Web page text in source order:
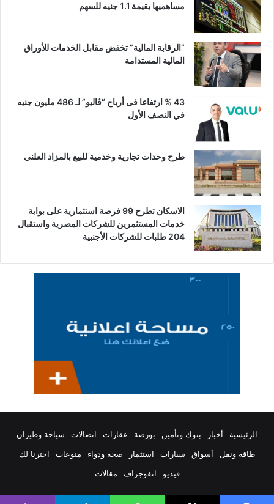
مساهميها بقيمة 1.1 جنيه للسهم
“الرقابة المالية” تخفض مقابل الخدمات للأوراق
المالية المستدامة
43 % ارتفاعا فى أرباح “ڤاليو” لـ 486 مليون جنيه
في النصف الأول
طرح وحدات تجارية وخدمية للبيع بالمزاد العلني
الاسكان تطرح 99 فرصة استثمارية على بوابة
خدمات المستثمرين للشركات المصرية واستقبال
204 طلبات للشركات الأجنبية
الرئيسية أخبار بنوك وتأمين بورصة عقارات اتصالات
سياحة وطيران
طاقة ونقل
أسواق سيارات استثمار صحة ودواء منوعات
اخترنا لك
فيديو
انفوجراف مقالات